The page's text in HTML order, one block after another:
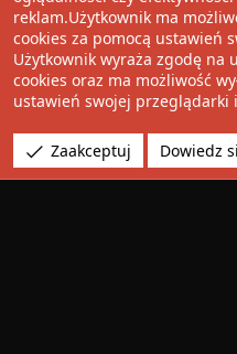
Community platform by
Pixel Exit
Tłumaczenie wykonane przez
via s9e/MediaSites
reklam.Użytkownik ma
cookies za pomocą ustawień
Użytkownik wyraża zgodę na
cookies oraz ma możliwość
ustawień swojej przeglądarki
Zaakceptuj Dowiedz